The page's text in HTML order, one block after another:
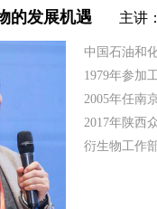
的发展机遇 主讲
中国石油和
1979年参加
2005年任南
2017年陕西
衍生物工作
公司
司